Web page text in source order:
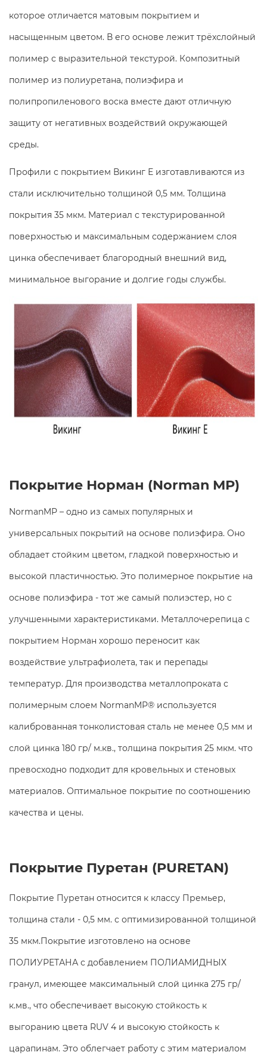
которое отличается матовым покрытием и
насыщенным цветом. В его основе лежит трёхслойный
полимер с выразительной текстурой. Композитный
полимер из полиуретана, полиэфира и
полипропиленового воска вместе дают отличную
защиту от негативных воздействий окружающей
среды.
Профили с покрытием Викинг Е изготавливаются из
стали исключительно толщиной 0,5 мм. Толщина
покрытия 35 мкм. Материал с текстурированной
поверхностью и максимальным содержанием слоя
цинка обеспечивает благородный внешний вид,
минимальное выгорание и долгие годы службы.
Покрытие Норман (Norman MP)
NormanMP – одно из самых популярных и
универсальных покрытий на основе полиэфира. Оно
обладает стойким цветом, гладкой поверхностью и
высокой пластичностью. Это полимерное покрытие на
основе полиэфира - тот же самый полиэстер, но с
улучшенными характеристиками. Металлочерепица с
покрытием Норман хорошо переносит как
воздействие ультрафиолета, так и перепады
температур. Для производства металлопроката с
полимерным слоем NormanMP® используется
калиброванная тонколистовая сталь не менее 0,5 мм и
слой цинка 180 гр/ м.кв., толщина покрытия 25 мкм. что
превосходно подходит для кровельных и стеновых
материалов. Оптимальное покрытие по соотношению
качества и цены.
Покрытие Пуретан (PURETAN)
Покрытие Пуретан относится к классу Премьер,
толщина стали - 0,5 мм. с оптимизированной толщиной
35 мкм.Покрытие изготовлено на основе
ПОЛИУРЕТАНА с добавлением ПОЛИАМИДНЫХ
гранул, имеющее максимальный слой цинка 275 гр/
к.мв., что обеспечивает высокую стойкость к
выгоранию цвета RUV 4 и высокую стойкость к
царапинам. Это облегчает работу с этим материалом